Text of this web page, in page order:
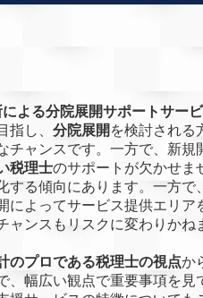
よる分院展開サポートサー
し、 分院展開 を検討される
ャンスです。一方で、新規
税理士のサポートが欠かせま
る傾向にあります。一方で
よってサービス提供エリ
ンスもリスクに変わりか
のプロである税理士の視点か
幅広い観点で重要事項を